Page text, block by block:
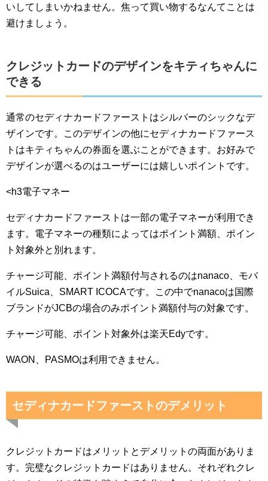
いしてしまいかねません。焦って買い物するなんてことは
避けましょう。
クレジットカードのデザインをキティちゃんに
できる
通常のセディナカードファーストはシルバーのシックなデ
ザインです。このデザインの他にセディナカードファース
トはキティちゃんの券面を選ぶことができます。お好みで
デザインが選べるのはユーザーには嬉しいポイントです。
<h3電子マネー
セディナカードファーストは一部の電子マネーが利用でき
ます。電子マネーの種類によってはポイント満額、ポイン
ト対象外と別れます。
チャージ可能、ポイント満額付与されるのはnanaco、モバ
イルSuica、SMART ICOCAです。この中でnanacoは国際
ブランドがJCBの場合のみポイント満額付与の対象です。
チャージ可能、ポイント対象外は楽天Edyです。
WAON、PASMOは利用できません。
セディナカードファーストのデメリット
クレジットカードはメリットとデメリットの両面がありま
す。完璧なクレジットカードはありません。それぞれクレ